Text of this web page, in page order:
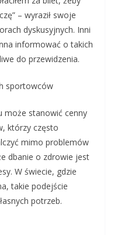
– wyraził swoje
dyskusyjnych. Inni
informować o takich
do przewidzenia.
sportowców
może stanowić cenny
którzy często
mimo problemów
dbanie o zdrowie jest
W świecie, gdzie
takie podejście
potrzeb.